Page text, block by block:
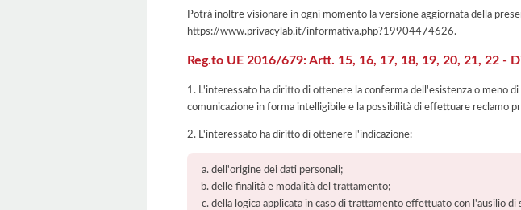
Potrà inoltre visionare in ogni momento la versione aggiornata della
https://www.privacylab.it/informativa.php?19904474626.
Reg.to UE 2016/679: Artt. 15, 16, 17, 18, 19, 20, 21, 22 -
1. L'interessato ha diritto di ottenere la conferma dell'esistenza o meno
comunicazione in forma intelligibile e la possibilità di effettuare reclamo
2. L'interessato ha diritto di ottenere l'indicazione:
dell'origine dei dati personali;
delle finalità e modalità del trattamento;
della logica applicata in caso di trattamento effettuato con l'ausilio